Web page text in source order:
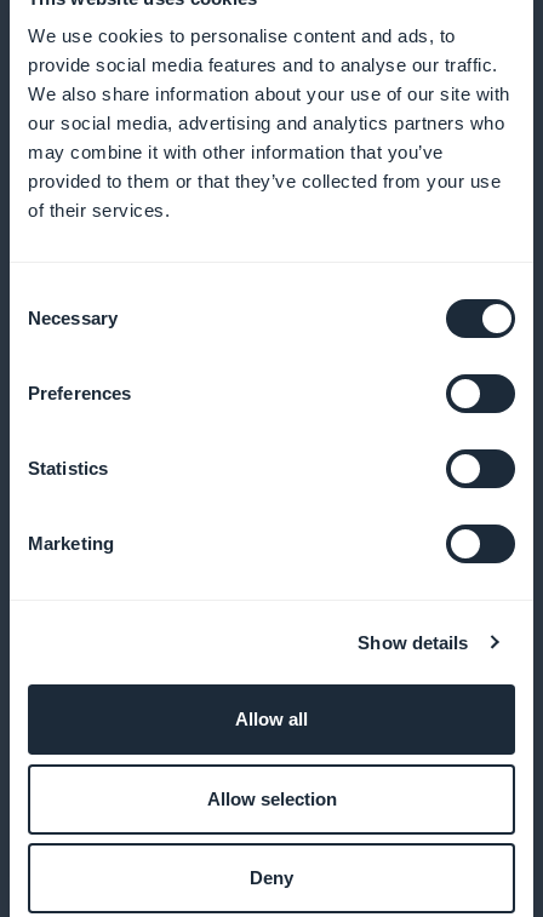
We use cookies to personalise content and ads, to
provide social media features and to analyse our traffic.
We also share information about your use of our site with
our social media, advertising and analytics partners who
may combine it with other information that you’ve
provided to them or that they’ve collected from your use
of their services.
Selection
Necessary
Preferences
Statistics
Marketing
Show details
Allow all
Allow selection
Deny
Widget för marknadsföring
Marknadsför dina prenumerationer direkt från
startsidan
100% av abonnemangsintäkterna till dig
provisioner från tredje part
Intuitiv design gör registreringen enkel
uppmuntra prenumerationer och behålla